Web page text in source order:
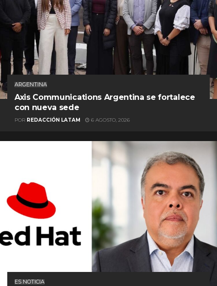
ARGENTINA
Axis Communications Argentina se fortalece
con nueva sede
POR REDACCIÓN LATAM 6 AGOSTO, 2026
ES NOTICIA